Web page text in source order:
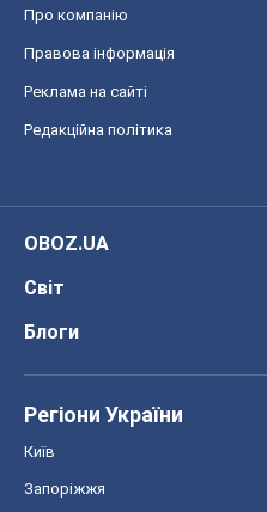
Про компанію
Правова інформація
Реклама на сайті
Редакційна політика
OBOZ.UA
Світ
Блоги
Регіони України
Київ
Запоріжжя